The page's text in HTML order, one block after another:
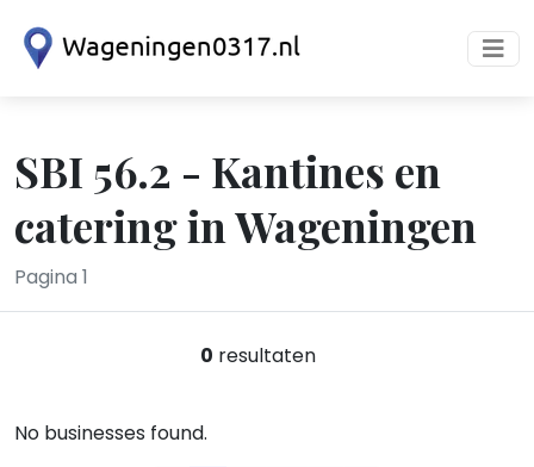
SBI 56.2 - Kantines en
catering in Wageningen
Pagina 1
0 resultaten
No businesses found.